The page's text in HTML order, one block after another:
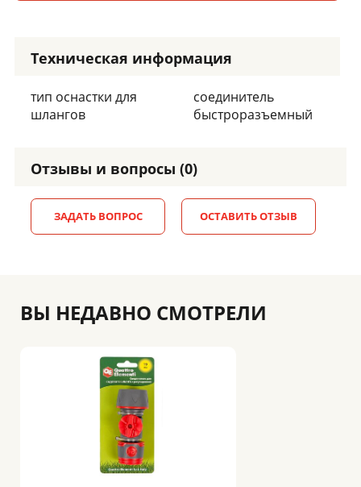
Техническая информация
тип оснастки для
шлангов
соединитель
быстроразъемный
Отзывы и вопросы (0)
ЗАДАТЬ ВОПРОС ОСТАВИТЬ ОТЗЫВ
ВЫ НЕДАВНО СМОТРЕЛИ